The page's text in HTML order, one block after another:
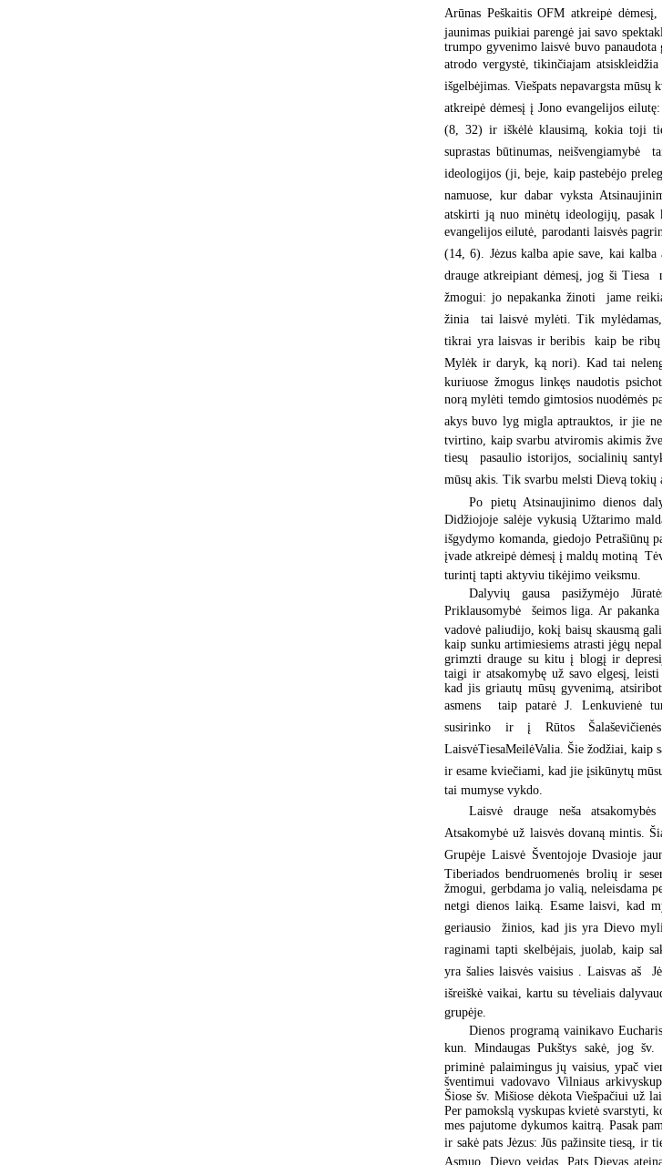
Arūnas Peškaitis OFM atkreipė
jaunimas puikiai parengė jai savo
trumpo gyvenimo laisvė buvo
atrodo vergystė, tikinčiajam
išgelbėjimas. Viešpats nepavargsta mūsų
atkreipė dėmesį į Jono evangelijos eilutę:
(8, 32) ir iškėlė klausimą, kokia toji
suprastas būtinumas, neišvengiamybė 
ideologijos (ji, beje, kaip pastebėjo
namuose, kur dabar vyksta
atskirti ją nuo minėtų ideologijų, pasak
evangelijos eilutė, parodanti laisvės
(14, 6). Jėzus kalba apie save, kai kalba
drauge atkreipiant dėmesį, jog ši Tiesa
žmogui: jo nepakanka žinoti  jame
žinia  tai laisvė mylėti. Tik
tikrai yra laisvas ir beribis  kaip be
Mylėk ir daryk, ką nori). Kad tai
kuriuose žmogus linkęs naudotis
norą mylėti temdo gimtosios nuodėmės
akys buvo lyg migla aptrauktos, ir jie
tvirtino, kaip svarbu atviromis akimis
tiesų  pasaulio istorijos, socialinių
mūsų akis. Tik svarbu melsti Dievą tokių
Po pietų Atsinaujinimo dienos
Didžiojoje salėje vykusią Užtarimo
išgydymo komanda, giedojo Petrašiūnų
įvade atkreipė dėmesį į maldų motiną 
turintį tapti aktyviu tikėjimo veiksmu.
Dalyvių gausa pasižymėjo
Priklausomybė  šeimos liga. Ar
vadovė paliudijo, kokį baisų skausmą
kaip sunku artimiesiems atrasti jėgų
grimzti drauge su kitu į blogį ir
taigi ir atsakomybę už savo elgesį,
kad jis griautų mūsų gyvenimą,
asmens  taip patarė J. Lenkuvienė
susirinko ir į Rūtos
LaisvėTiesaMeilėValia. Šie žodžiai,
ir esame kviečiami, kad jie įsikūnytų mūsų
tai mumyse vykdo.
Laisvė drauge neša
Atsakomybė už laisvės dovaną mintis.
Grupėje Laisvė Šventojoje Dvasioje
Tiberiados bendruomenės brolių ir
žmogui, gerbdama jo valią, neleisdama
netgi dienos laiką. Esame laisvi, kad
geriausio  žinios, kad jis yra Dievo
raginami tapti skelbėjais, juolab, kaip
yra šalies laisvės vaisius . Laisvas aš 
išreiškė vaikai, kartu su tėveliais
grupėje.
Dienos programą vainikavo
kun. Mindaugas Pukštys sakė, jog šv.
priminė palaimingus jų vaisius, ypač
šventimui vadovavo Vilniaus
Šiose šv. Mišiose dėkota Viešpačiui už
Per pamokslą vyskupas kvietė
mes pajutome dykumos kaitrą. Pasak
ir sakė pats Jėzus: Jūs pažinsite tiesą, ir
Asmuo, Dievo veidas. Pats Dievas